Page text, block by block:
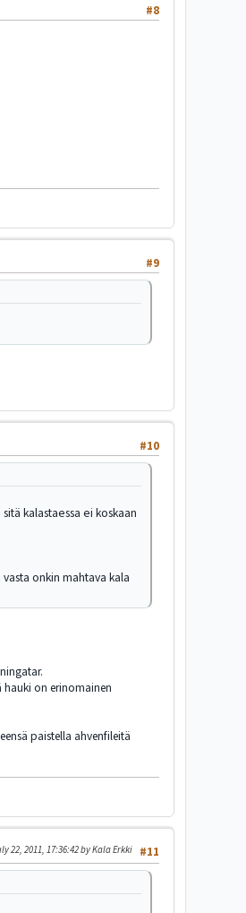
#8
#9
#10
kalastaessa ei koskaan
onkin mahtava kala
hauki on erinomainen
paistella ahvenfileitä
#11
22, 2011, 17:36:42 by Kala Erkki